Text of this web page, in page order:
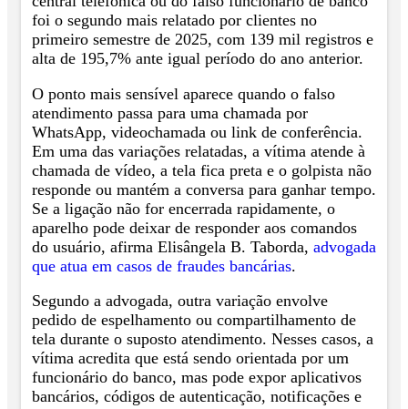
foi o segundo mais relatado por clientes no
primeiro semestre de 2025, com 139 mil registros e
alta de 195,7% ante igual período do ano anterior.
O ponto mais sensível aparece quando o falso
atendimento passa para uma chamada por
WhatsApp, videochamada ou link de conferência.
Em uma das variações relatadas, a vítima atende à
chamada de vídeo, a tela fica preta e o golpista não
responde ou mantém a conversa para ganhar tempo.
Se a ligação não for encerrada rapidamente, o
aparelho pode deixar de responder aos comandos
do usuário, afirma Elisângela B. Taborda, advogada
que atua em casos de fraudes bancárias.
Segundo a advogada, outra variação envolve
pedido de espelhamento ou compartilhamento de
tela durante o suposto atendimento. Nesses casos, a
vítima acredita que está sendo orientada por um
funcionário do banco, mas pode expor aplicativos
bancários, códigos de autenticação, notificações e